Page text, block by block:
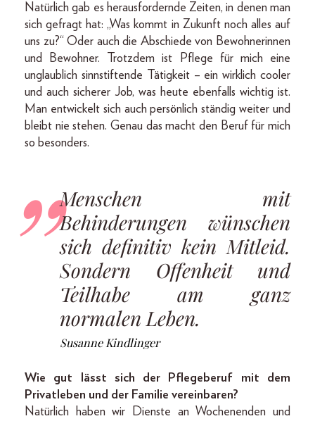
Natürlich gab es herausfordernde Zeiten, in denen man
sich gefragt hat: „Was kommt in Zukunft noch alles auf
uns zu?“ Oder auch die Abschiede von Bewohnerinnen
und Bewohner. Trotzdem ist Pflege für mich eine
unglaublich sinnstiftende Tätigkeit – ein wirklich cooler
und auch sicherer Job, was heute ebenfalls wichtig ist.
Man entwickelt sich auch persönlich ständig weiter und
bleibt nie stehen. Genau das macht den Beruf für mich
so besonders.
Menschen mit
Behinderungen wünschen
sich definitiv kein Mitleid.
Sondern Offenheit und
Teilhabe am ganz
normalen Leben.
Susanne Kindlinger
Wie gut lässt sich der Pflegeberuf mit dem
Privatleben und der Familie vereinbaren?
Natürlich haben wir Dienste an Wochenenden und